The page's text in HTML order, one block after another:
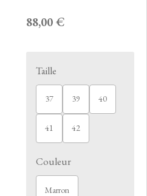
88,00 €
Taille
37 39 40
41 42
Couleur
Marron